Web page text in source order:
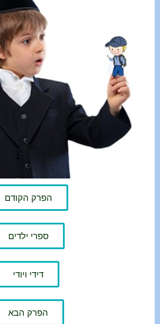
הפרק הקודם
ספרי ילדים
דידי ויודי
הפרק הבא